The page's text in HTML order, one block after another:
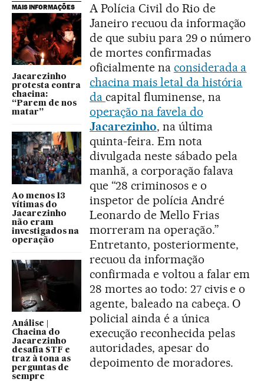
MAIS INFORMAÇÕES
Jacarezinho
protesta contra
chacina:
“Parem de nos
matar”
Ao menos 13
vítimas do
Jacarezinho
não eram
investigados na
operação
Análise |
Chacina do
Jacarezinho
desafia STF e
traz à tona as
perguntas de
sempre
A Polícia Civil do Rio de
Janeiro recuou da informação
de que subiu para 29 o número
de mortes confirmadas
oficialmente na considerada a
chacina mais letal da história
da capital fluminense, na
operação na favela do
Jacarezinho, na última
quinta-feira. Em nota
divulgada neste sábado pela
manhã, a corporação falava
que “28 criminosos e o
inspetor de polícia André
Leonardo de Mello Frias
morreram na operação.”
Entretanto, posteriormente,
recuou da informação
confirmada e voltou a falar em
28 mortes ao todo: 27 civis e o
agente, baleado na cabeça. O
policial ainda é a única
execução reconhecida pelas
autoridades, apesar do
depoimento de moradores.